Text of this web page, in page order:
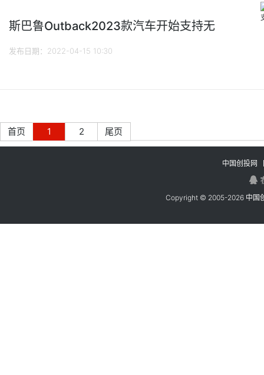
斯巴鲁Outback2023款汽车开始支持无
发布日期：2022-04-15 10:30
首页 1 2 尾页
中国创投网
Copyright © 2005-2026 中国